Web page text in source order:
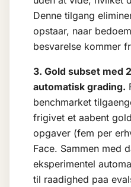
Denne tilgang
opstaar, naar
besvarelse kommer
3. Gold subset med
automatisk grading.
benchmarket
frigivet et aabent
opgaver (fem per
Face. Sammen med
eksperimentel
til raadighed paa